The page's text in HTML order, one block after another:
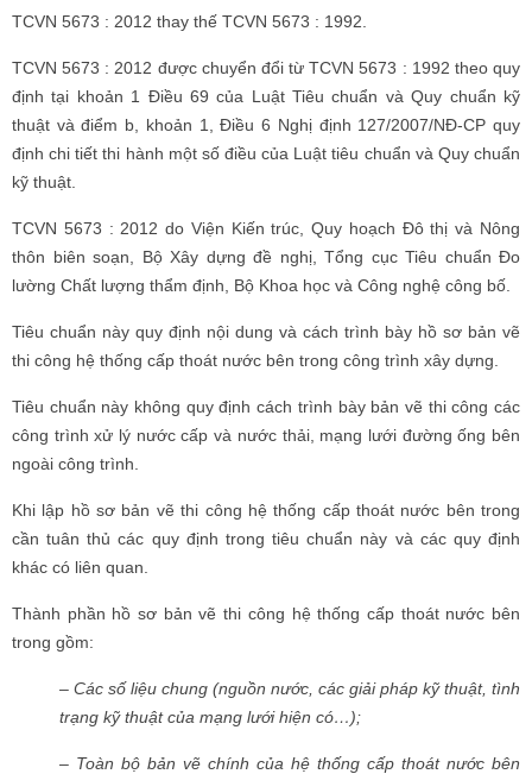
TCVN 5673 : 2012 thay thế TCVN 5673 : 1992.
TCVN 5673 : 2012 được chuyển đổi từ TCVN 5673 : 1992 theo quy
định tại khoản 1 Điều 69 của Luật Tiêu chuẩn và Quy chuẩn kỹ
thuật và điểm b, khoản 1, Điều 6 Nghị định 127/2007/NĐ-CP quy
định chi tiết thi hành một số điều của Luật tiêu chuẩn và Quy chuẩn
kỹ thuật.
TCVN 5673 : 2012 do Viện Kiến trúc, Quy hoạch Đô thị và Nông
thôn biên soạn, Bộ Xây dựng đề nghị, Tổng cục Tiêu chuẩn Đo
lường Chất lượng thẩm định, Bộ Khoa học và Công nghệ công bố.
Tiêu chuẩn này quy định nội dung và cách trình bày hồ sơ bản vẽ
thi công hệ thống cấp thoát nước bên trong công trình xây dựng.
Tiêu chuẩn này không quy định cách trình bày bản vẽ thi công các
công trình xử lý nước cấp và nước thải, mạng lưới đường ống bên
ngoài công trình.
Khi lập hồ sơ bản vẽ thi công hệ thống cấp thoát nước bên trong
cần tuân thủ các quy định trong tiêu chuẩn này và các quy định
khác có liên quan.
Thành phần hồ sơ bản vẽ thi công hệ thống cấp thoát nước bên
trong gồm:
– Các số liệu chung (nguồn nước, các giải pháp kỹ thuật, tình
trạng kỹ thuật của mạng lưới hiện có…);
– Toàn bộ bản vẽ chính của hệ thống cấp thoát nước bên